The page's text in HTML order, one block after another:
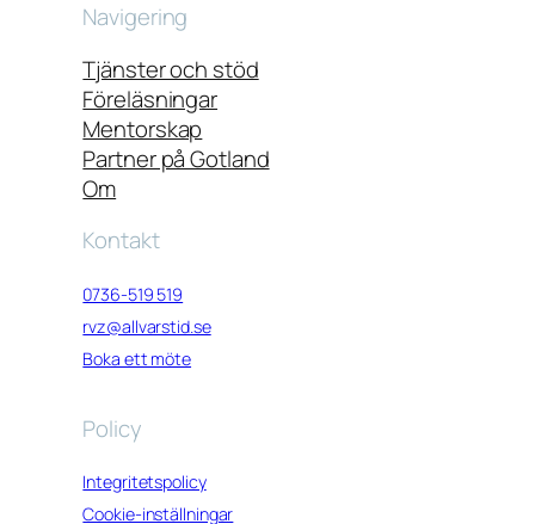
Navigering
Tjänster och stöd
Föreläsningar
Mentorskap
Partner på Gotland
Om
Kontakt
0736-519 519
rvz@allvarstid.se
Boka ett möte
Policy
Integritetspolicy
Cookie-inställningar